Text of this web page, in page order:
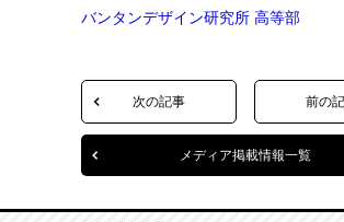
バンタンデザイン研究所 高等部
次の記事 前の
メディア掲載情報一覧